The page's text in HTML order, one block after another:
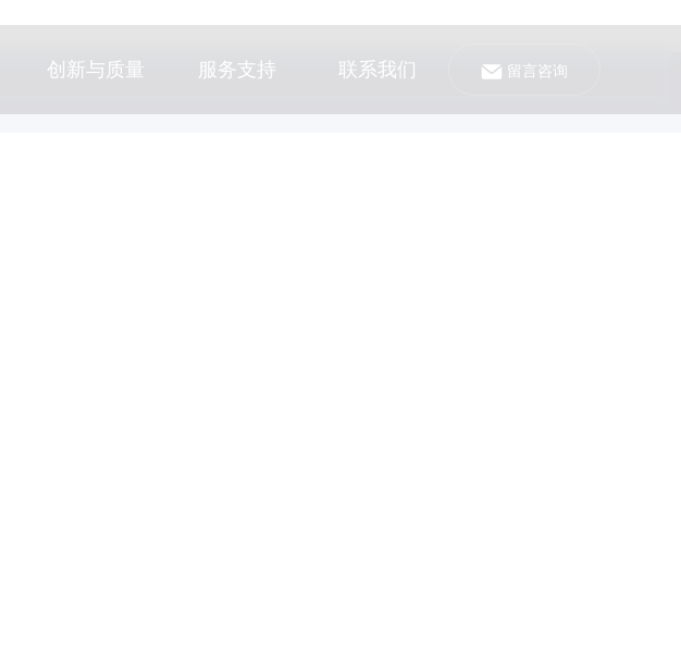
创新与质量 服务支持 联系我们 留言咨询